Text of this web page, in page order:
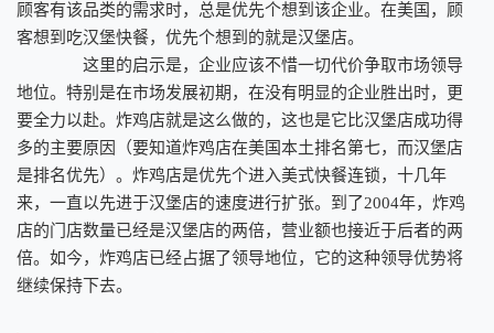
顾客有该品类的需求时，总是优先个想到该企业。在美国，顾
客想到吃汉堡快餐，优先个想到的就是汉堡店。
这里的启示是，企业应该不惜一切代价争取市场领导
地位。特别是在市场发展初期，在没有明显的企业胜出时，更
要全力以赴。炸鸡店就是这么做的，这也是它比汉堡店成功得
多的主要原因（要知道炸鸡店在美国本土排名第七，而汉堡店
是排名优先）。炸鸡店是优先个进入美式快餐连锁，十几年
来，一直以先进于汉堡店的速度进行扩张。到了2004年，炸鸡
店的门店数量已经是汉堡店的两倍，营业额也接近于后者的两
倍。如今，炸鸡店已经占据了领导地位，它的这种领导优势将
继续保持下去。